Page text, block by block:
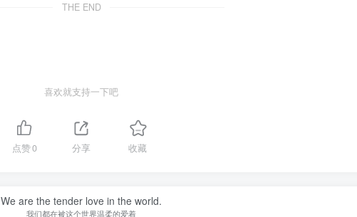
THE END
喜欢就支持一下吧
点赞0 分享 收藏
We are the tender love in the world.
我们都在被这个世界温柔的爱着